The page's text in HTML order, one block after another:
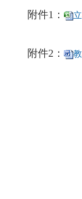
附件1：
附件2：